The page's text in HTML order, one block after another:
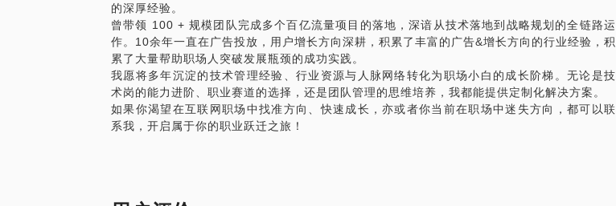
入盲目学习却收效甚微的怪圈；
✅ 职场倦怠期：工作压力大、成就感低，出现职业倦怠情绪，想离职又不敢轻易行动，
陷入纠结与迷茫。
【我的核心服务：定制化破局方案，助你突破职场天花板】
一、深度剖析：找准瓶颈根源，定位破局方向
三维诊断模型：
能力盘点：通过职业经历复盘与案例分析，系统梳理你的专业技能、软素质（如沟通协
调、项目管理）以及行业认知，明确优势与短板；
的深厚经验。
曾带领 100 + 规模团队完成多个百亿流量项目的落地，深谙从技术落地到战略规划的全链路运
作。10余年一直在广告投放，用户增长方向深耕，积累了丰富的广告&增长方向的行业经验，积
累了大量帮助职场人突破发展瓶颈的成功实践。
我愿将多年沉淀的技术管理经验、行业资源与人脉网络转化为职场小白的成长阶梯。无论是技
术岗的能力进阶、职业赛道的选择，还是团队管理的思维培养，我都能提供定制化解决方案。
如果你渴望在互联网职场中找准方向、快速成长，亦或者你当前在职场中迷失方向，都可以联
系我，开启属于你的职业跃迁之旅！